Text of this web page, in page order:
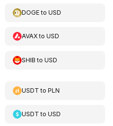
DOGEtoUSD
AVAXtoUSD
SHIB toUSD
USDT toPLN
USDT toUSD